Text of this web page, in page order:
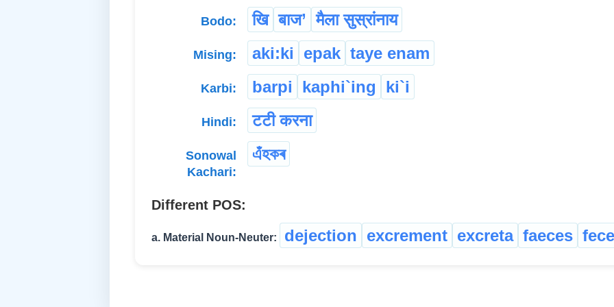
Bodo: खि बाज’ मैला सुस्रांनाय
Mising: aki:ki epak taye enam
Karbi: barpi kaphi`ing ki`i
Hindi: टटी करना
Sonowal
Kachari:
এঁহকৰ
Different POS:
a. Material Noun-Neuter: dejection excrement excreta faeces